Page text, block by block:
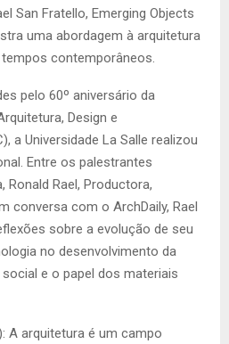
San Fratello, Emerging Objects
uma abordagem à arquitetura
contemporâneos.
pelo 60º aniversário da
Design e
a Universidade La Salle realizou
Entre os palestrantes
Ronald Rael, Productora,
conversa com o ArchDaily, Rael
sobre a evolução de seu
no desenvolvimento da
e o papel dos materiais
A arquitetura é um campo